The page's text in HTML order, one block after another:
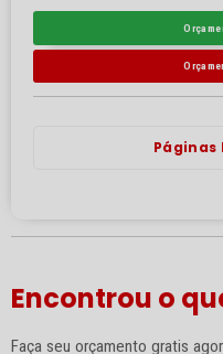
Páginas
Encontrou o
Faça seu orçamento gratis